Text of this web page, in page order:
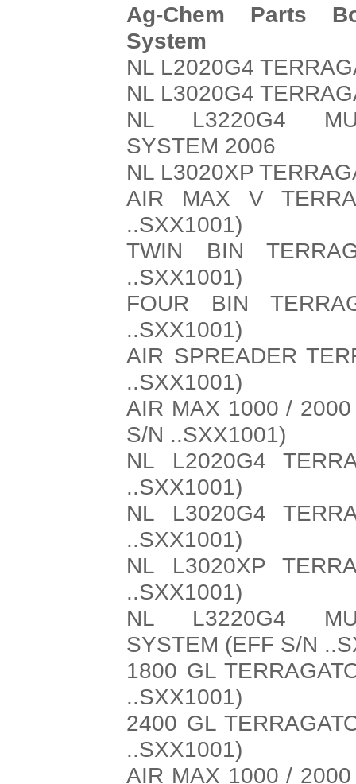
Ag-Chem Parts
System
NL L2020G4
NL L3020G4
NL L3220G4
SYSTEM 2006
NL L3020XP
AIR MAX V
..SXX1001)
TWIN BIN
..SXX1001)
FOUR BIN
..SXX1001)
AIR SPREADER
..SXX1001)
AIR MAX 1000 /
S/N ..SXX1001)
NL L2020G4
..SXX1001)
NL L3020G4
..SXX1001)
NL L3020XP
..SXX1001)
NL L3220G4
SYSTEM (EFF S/N
1800 GL
..SXX1001)
2400 GL
..SXX1001)
AIR MAX 1000 /